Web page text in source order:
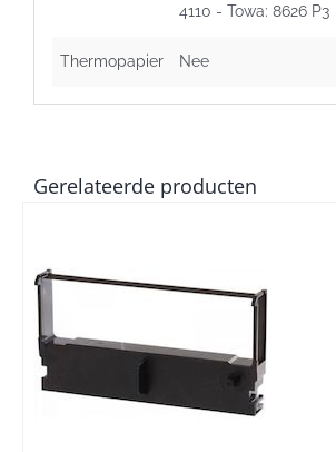
4110 - Towa: 8626 P3
Thermopapier Nee
Gerelateerde producten